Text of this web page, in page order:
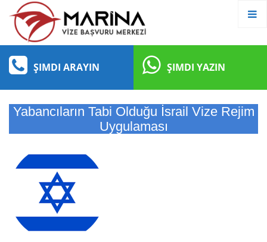
ŞIMDI ARAYIN ŞIMDI YAZIN
Yabancıların Tabi Olduğu İsrail Vize Rejim
Uygulaması